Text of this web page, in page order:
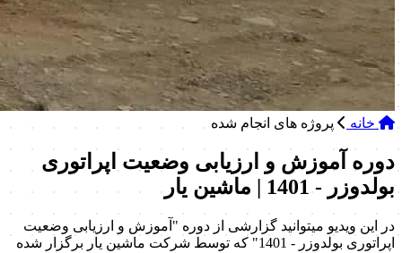
خانه پروژه های انجام شده
دوره آموزش و ارزیابی وضعیت اپراتوری
بولدوزر - 1401 | ماشین یار
در این ویدیو میتوانید گزارشی از دوره "آموزش و ارزیابی وضعیت
اپراتوری بولدوزر - 1401" که توسط شرکت ماشین یار برگزار شده